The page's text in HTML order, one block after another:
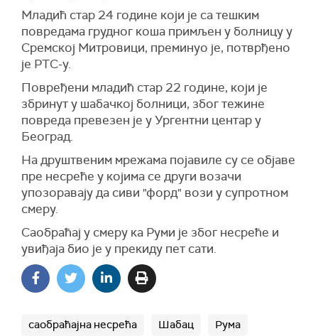
Младић стар 24 године који је са тешким
повредама грудног коша примљен у болницу у
Сремској Митровици, преминуо је, потврђено
је РТС-у.
Повређени младић стар 22 године, који је
збринут у шабачкој болници, због тежине
повреда превезен је у Ургентни центар у
Београд.
На друштвеним мрежама појавиле су се објаве
пре несреће у којима се други возачи
упозоравају да сиви "форд" вози у супротном
смеру.
Саобраћај у смеру ка Руми је због несреће и
увиђаја био је у прекиду пет сати.
саобраћајна несрећа Шабац Рума